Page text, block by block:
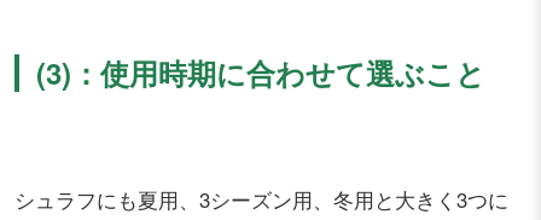
(3)：使用時期に合わせて選ぶこと
シュラフにも夏用、3シーズン用、冬用と大きく3つに